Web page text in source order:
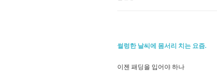
썰렁한 날씨에 몸서리 치는 요즘.
이젠 패딩을 입어야 하나